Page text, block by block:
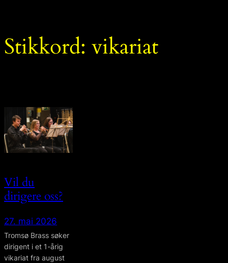
innhold
Stikkord: vikariat
Vil du
dirigere oss?
27. mai 2026
Tromsø Brass søker
dirigent i et 1-årig
vikariat fra august